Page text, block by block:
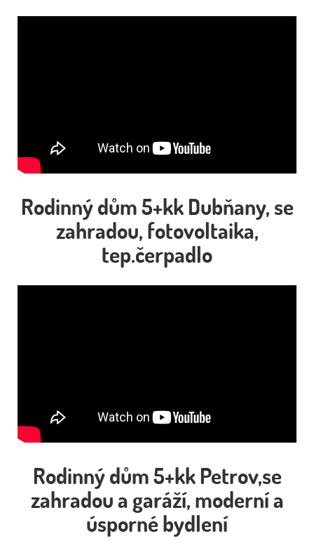
Rodinný dům 5+kk Dubňany, se
zahradou, fotovoltaika,
tep.čerpadlo
Rodinný dům 5+kk Petrov,se
zahradou a garáží, moderní a
úsporné bydlení